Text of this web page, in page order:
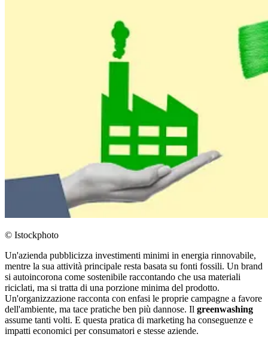
© Istockphoto
Un'azienda pubblicizza investimenti minimi in energia rinnovabile,
mentre la sua attività principale resta basata su fonti fossili. Un brand
si autoincorona come sostenibile raccontando che usa materiali
riciclati, ma si tratta di una porzione minima del prodotto.
Un'organizzazione racconta con enfasi le proprie campagne a favore
dell'ambiente, ma tace pratiche ben più dannose. Il greenwashing
assume tanti volti. E questa pratica di marketing ha conseguenze e
impatti economici per consumatori e stesse aziende.